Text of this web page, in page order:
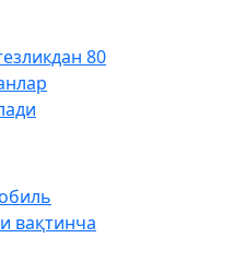
80
вақтинча